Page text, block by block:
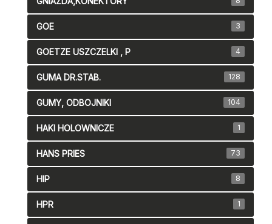
GOE 3
GOETZE USZCZELKI , P 4
GUMA DR.STAB. 128
GUMY, ODBOJNIKI 104
HAKI HOLOWNICZE 1
HANS PRIES 73
HIP 8
HPR 1